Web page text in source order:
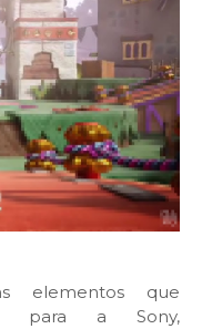
elementos que
para a Sony,